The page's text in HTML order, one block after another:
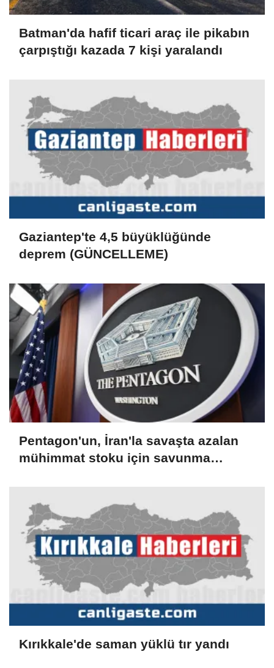
Batman'da hafif ticari araç ile pikabın
çarpıştığı kazada 7 kişi yaralandı
Gaziantep'te 4,5 büyüklüğünde
deprem (GÜNCELLEME)
Pentagon'un, İran'la savaşta azalan
mühimmat stoku için savunma
Kırıkkale'de saman yüklü tır yandı